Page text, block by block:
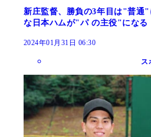
新庄監督、勝負の3年目は"普
な日本ハムが"パ の主役"になる
2024年01月31日 06:30
ス